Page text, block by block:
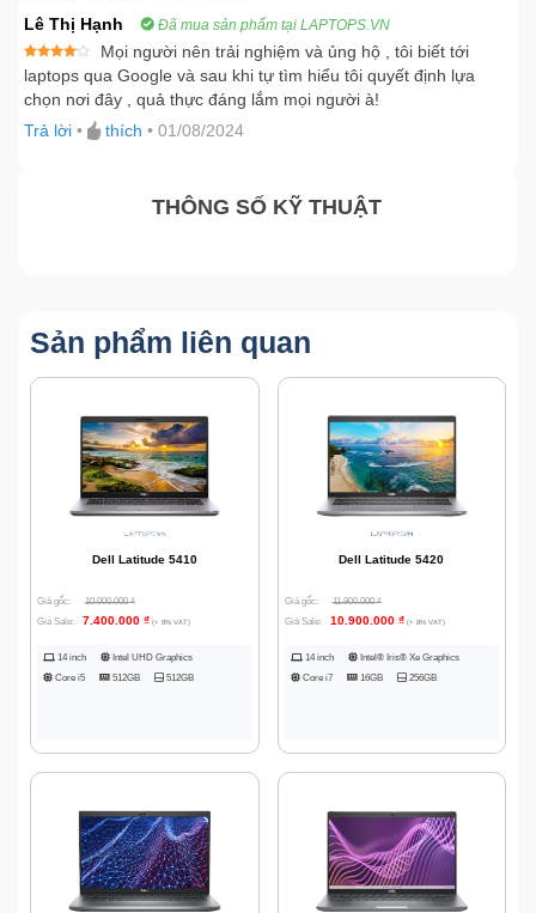
Lê Thị Hạnh
Đã mua sản phẩm tại LAPTOPS.VN
Được
xếp
hạng4
5 sao
Mọi người nên trải nghiệm và ủng hộ , tôi biết tới
laptops qua Google và sau khi tự tìm hiểu tôi quyết định lựa
chọn nơi đây , quả thực đáng lắm mọi người à!
Trả lời • thích • 01/08/2024
THÔNG SỐ KỸ THUẬT
Sản phẩm liên quan
Dell Latitude 5410
Giá gốc: 10.000.000₫
Giá Sale:
7.400.000 ₫ (+ 8% VAT)
14 inch
Intel UHD Graphics
Core i5
512GB 512GB
Dell Latitude 5420
Giá gốc: 11.900.000₫
Giá Sale:
10.900.000 ₫ (+ 8% VAT)
14 inch
Intel® Iris® Xe Graphics
Core i7
16GB 256GB